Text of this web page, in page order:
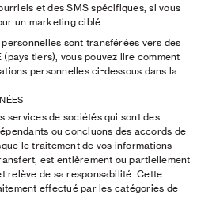
et des SMS spécifiques, si vous
un marketing ciblé.
sont transférées vers des
(pays tiers), vous pouvez lire comment
personnelles ci-dessous dans la
services de sociétés qui sont des
ou concluons des accords de
le traitement de vos informations
est entièrement ou partiellement
relève de sa responsabilité. Cette
effectué par les catégories de